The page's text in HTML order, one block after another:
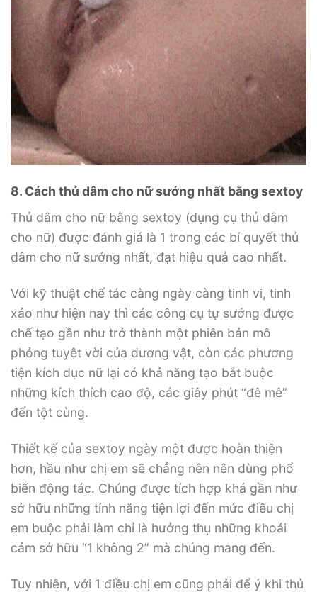
8. Cách thủ dâm cho nữ sướng nhất bằng sextoy
Thủ dâm cho nữ bằng sextoy (dụng cụ thủ dâm
cho nữ) được đánh giá là 1 trong các bí quyết thủ
dâm cho nữ sướng nhất, đạt hiệu quả cao nhất.
Với kỹ thuật chế tác càng ngày càng tinh vi, tinh
xảo như hiện nay thì các công cụ tự sướng được
chế tạo gần như trở thành một phiên bản mô
phỏng tuyệt vời của dương vật, còn các phương
tiện kích dục nữ lại có khả năng tạo bắt buộc
những kích thích cao độ, các giây phút “đê mê”
đến tột cùng.
Thiết kế của sextoy ngày một được hoàn thiện
hơn, hầu như chị em sẽ chẳng nên nên dùng phổ
biến động tác. Chúng được tích hợp khá gần như
sở hữu những tính năng tiện lợi đến mức điều chị
em buộc phải làm chỉ là hưởng thụ những khoái
cảm sở hữu “1 không 2” mà chúng mang đến.
Tuy nhiên, với 1 điều chị em cũng phải để ý khi thủ